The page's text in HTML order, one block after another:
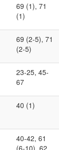
69 (1), 71
(1)
69 (2-5), 71
(2-5)
23-25, 45-
67
40 (1)
40-42, 61
(6-10), 62